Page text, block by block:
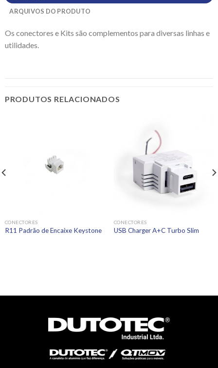
ARQUIVOS DO PRODUTO
Os conectores e Kits são complementos para diversas linhas e
utilidades.
PRODUTOS RELACIONADOS
CONECTORES
R11 Padrão de Encaixe Keystone
CONECTORES
USB Charger A+C Turbo Slim